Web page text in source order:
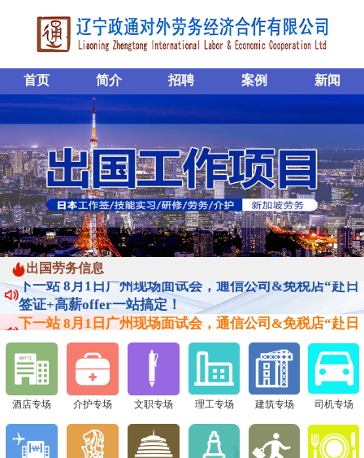
首页 简介 招聘 案例 新闻
出国劳务信息
下一站 8月1日广州现场面试会，通信公司&免税店“赴日
签证+高薪offer一站搞定！
下一站 8月1日广州现场面试会，通信公司&免税店“赴日
签证+高薪offer一站搞定！
下一站 8月1日广州现场面试会，通信公司&免税店“赴日
签证+高薪offer一站搞定！
下一站 8月1日广州现场面试会，通信公司&免税店“赴日
签证+高薪offer一站搞定！
酒店专场 介护专场 文职专场 理工专场 建筑专场 司机专场